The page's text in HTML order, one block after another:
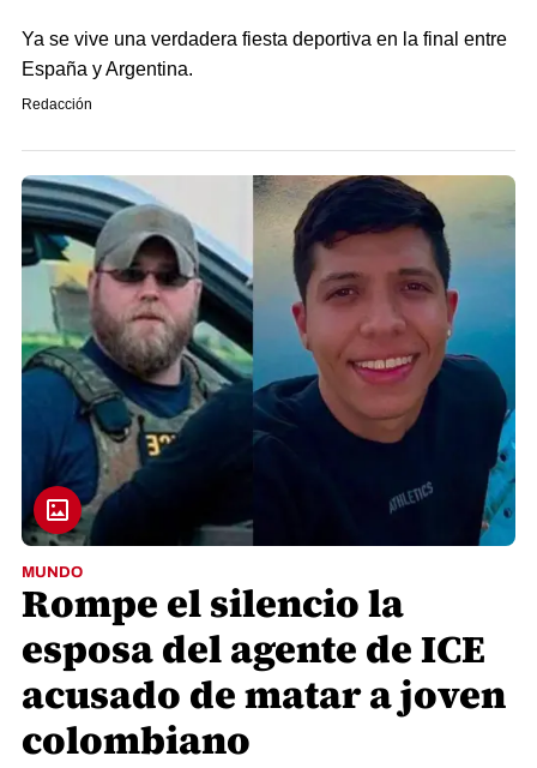
Ya se vive una verdadera fiesta deportiva en la final entre
España y Argentina.
Redacción
MUNDO
Rompe el silencio la
esposa del agente de ICE
acusado de matar a joven
colombiano